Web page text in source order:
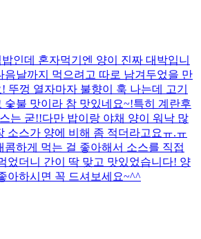
인데 혼자먹기엔 양이 진짜 대박입니
음날까지 먹으려고 따로 남겨두었을 만
뚜껑 열자마자 불향이 훅 나는데 고기
숯불 맛이라 참 맛있네요~!특히 계란후
는 굳!! ​다만 밥이랑 야채 양이 워낙 많
소스가 양에 비해 좀 적더라고요ㅠ.ㅠ
콤하게 먹는 걸 좋아해서 소스를 직접
었더니 간이 딱 맞고 맛있었습니다! 양
아하시면 꼭 드셔보세요~^^